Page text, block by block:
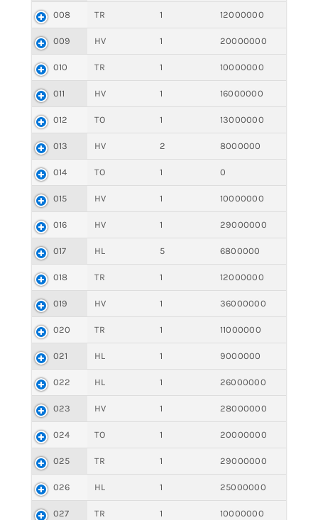
008 TR 1 12000000
009 HV 1 20000000
010 TR 1 10000000
011 HV 1 16000000
012 TO 1 13000000
013 HV 2 8000000
014 TO 1 0
015 HV 1 10000000
016 HV 1 29000000
017 HL 5 6800000
018 TR 1 12000000
019 HV 1 36000000
020 TR 1 11000000
021 HL 1 9000000
022 HL 1 26000000
023 HV 1 28000000
024 TO 1 20000000
025 TR 1 29000000
026 HL 1 25000000
027 TR 1 10000000